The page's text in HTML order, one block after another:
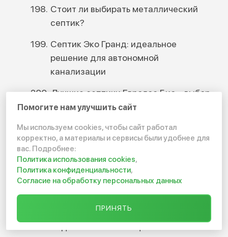
Стоит ли выбирать металлический
септик?
Септик Эко Гранд: идеальное
решение для автономной
канализации
Лучшие септики Евролос Био – выбор
оптимальной канализации
Что такое поверхностный септик?
Септики для бани
Как закопать септик
Энергонезависимые септики —
Помогите нам улучшить сайт
Мы используем cookies, чтобы сайт работал
корректно, а материалы и сервисы были удобнее для
вас. Подробнее:
Политика использования cookies,
Политика конфиденциальности,
Согласие на обработку персональных данных
ПРИНЯТЬ